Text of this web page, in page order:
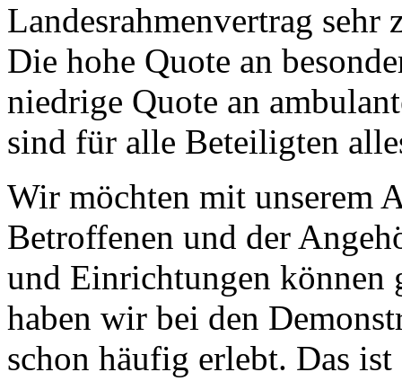
Landesrahmenvertrag
Die hohe Quote an
niedrige Quote an
sind für alle Beteiligten
Wir möchten mit unserem
Betroffenen und der
und Einrichtungen können
haben wir bei den
schon häufig erlebt. Das